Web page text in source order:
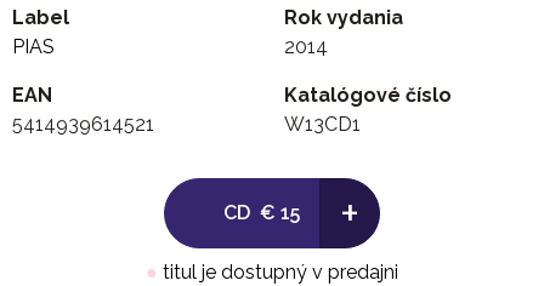
Label
PIAS
Rok vydania
2014
EAN
5414939614521
Katalógové číslo
W13CD1
CD € 15 +
● titul je dostupný v predajni